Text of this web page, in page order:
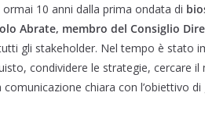
10 anni dalla prima ondata di
Abrate, membro del Consiglio
gli stakeholder. Nel tempo è stato
condividere le strategie, cercare il
chiara con l’obiettivo